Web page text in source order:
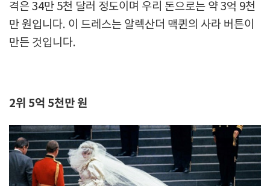
격은 34만 5천 달러 정도이며 우리 돈으로는 약 3억 9천
만 원입니다. 이 드레스는 알렉산더 맥퀸의 사라 버튼이
만든 것입니다.
2위 5억 5천만 원